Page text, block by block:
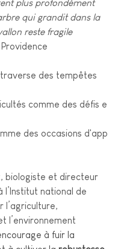
plus profondément
qui grandit dans la
reste fragile
des tempêtes
comme des défis e
des occasions d'app
biologiste et directeur
l’Institut national de
l’agriculture,
l’environnement
à fuir la